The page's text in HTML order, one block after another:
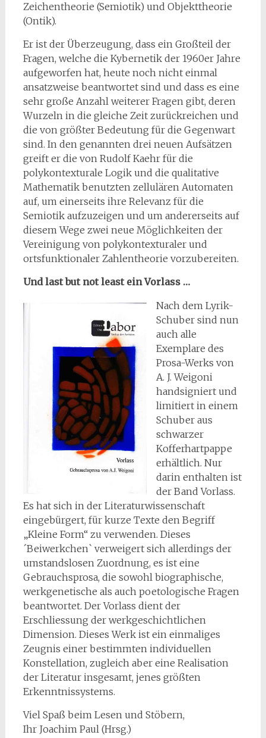
Zeichentheorie (Semiotik) und Objekttheorie
(Ontik).
Er ist der Überzeugung, dass ein Großteil der
Fragen, welche die Kybernetik der 1960er Jahre
aufgeworfen hat, heute noch nicht einmal
ansatzweise beantwortet sind und dass es eine
sehr große Anzahl weiterer Fragen gibt, deren
Wurzeln in die gleiche Zeit zurückreichen und
die von größter Bedeutung für die Gegenwart
sind. In den genannten drei neuen Aufsätzen
greift er die von Rudolf Kaehr für die
polykontexturale Logik und die qualitative
Mathematik benutzten zellulären Automaten
auf, um einerseits ihre Relevanz für die
Semiotik aufzuzeigen und um andererseits auf
diesem Wege zwei neue Möglichkeiten der
Vereinigung von polykontexturaler und
ortsfunktionaler Zahlentheorie vorzubereiten.
Und last but not least ein Vorlass …
Nach dem Lyrik-
Schuber sind nun
auch alle
Exemplare des
Prosa-Werks von
A. J. Weigoni
handsigniert und
limitiert in einem
Schuber aus
schwarzer
Kofferhartpappe
erhältlich. Nur
darin enthalten ist
der Band Vorlass.
Es hat sich in der Literaturwissenschaft
eingebürgert, für kurze Texte den Begriff
„Kleine Form“ zu verwenden. Dieses
´Beiwerkchen` verweigert sich allerdings der
umstandslosen Zuordnung, es ist eine
Gebrauchsprosa, die sowohl biographische,
werkgenetische als auch poetologische Fragen
beantwortet. Der Vorlass dient der
Erschliessung der werkgeschichtlichen
Dimension. Dieses Werk ist ein einmaliges
Zeugnis einer bestimmten individuellen
Konstellation, zugleich aber eine Realisation
der Literatur insgesamt, jenes größten
Erkenntnissystems.
Viel Spaß beim Lesen und Stöbern,
Ihr Joachim Paul (Hrsg.)